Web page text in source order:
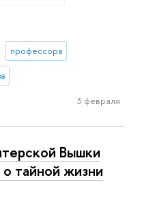
профессора
3 февраля
Вышки
о тайной жизни